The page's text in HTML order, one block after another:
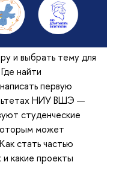
и выбрать тему для
найти
первую
НИУ ВШЭ —
студенческие
может
стать частью
какие проекты